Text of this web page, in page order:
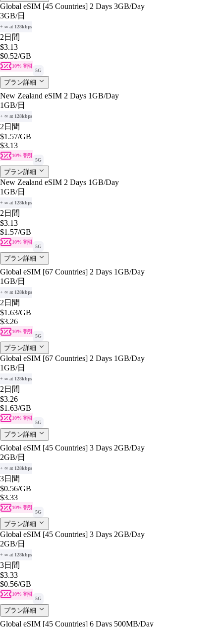
Global eSIM [45 Countries] 2 Days 3GB/Day
3GB/日
+ ∞ at 128kbps
2日間
$3.13
$0.52/GB
10% 割引
5G
プラン詳細
New Zealand eSIM 2 Days 1GB/Day
1GB/日
+ ∞ at 128kbps
2日間
$1.57/GB
$3.13
10% 割引
5G
プラン詳細
New Zealand eSIM 2 Days 1GB/Day
1GB/日
+ ∞ at 128kbps
2日間
$3.13
$1.57/GB
10% 割引
5G
プラン詳細
Global eSIM [67 Countries] 2 Days 1GB/Day
1GB/日
+ ∞ at 128kbps
2日間
$1.63/GB
$3.26
10% 割引
5G
プラン詳細
Global eSIM [67 Countries] 2 Days 1GB/Day
1GB/日
+ ∞ at 128kbps
2日間
$3.26
$1.63/GB
10% 割引
5G
プラン詳細
Global eSIM [45 Countries] 3 Days 2GB/Day
2GB/日
+ ∞ at 128kbps
3日間
$0.56/GB
$3.33
10% 割引
5G
プラン詳細
Global eSIM [45 Countries] 3 Days 2GB/Day
2GB/日
+ ∞ at 128kbps
3日間
$3.33
$0.56/GB
10% 割引
5G
プラン詳細
Global eSIM [45 Countries] 6 Days 500MB/Day